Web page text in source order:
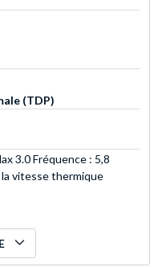
(TDP)
3.0 Fréquence : 5,8
la vitesse thermique